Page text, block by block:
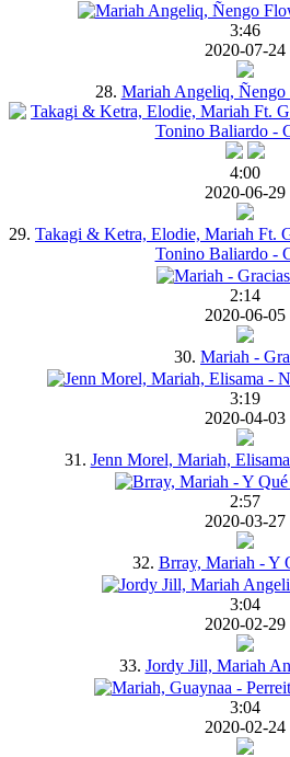
3:46
2020-07-24
28. Mariah Angeliq,
4:00
2020-06-29
29. Takagi & Ketra, Elodie, Mariah Ft.
Tonino Baliardo -
2:14
2020-06-05
30. Mariah -
3:19
2020-04-03
31. Jenn Morel, Mariah,
2:57
2020-03-27
32. Brray, Mariah - Y
3:04
2020-02-29
33. Jordy Jill, Mariah
3:04
2020-02-24